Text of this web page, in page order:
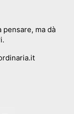
ma dà